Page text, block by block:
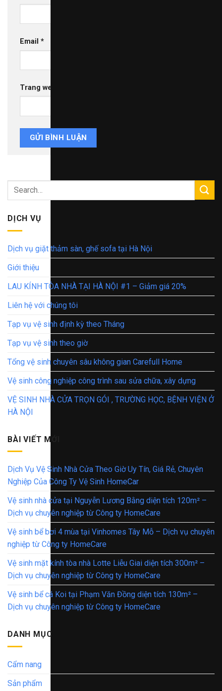
Email *
Trang web
DỊCH VỤ
Dịch vụ giặt thảm sàn, ghế sofa tại Hà Nội
Giới thiệu
LAU KÍNH TÒA NHÀ TẠI HÀ NỘI #1 – Giảm giá 20%
Liên hệ với chúng tôi
Tạp vụ vệ sinh định kỳ theo Tháng
Tạp vụ vệ sinh theo giờ
Tổng vệ sinh chuyên sâu không gian Carefull Home
Vệ sinh công nghiệp công trình sau sửa chữa, xây dựng
VỆ SINH NHÀ CỬA TRỌN GÓI , TRƯỜNG HỌC, BỆNH VIỆN Ở
HÀ NỘI
BÀI VIẾT MỚI
Dịch Vụ Vệ Sinh Nhà Cửa Theo Giờ Uy Tín, Giá Rẻ, Chuyên
Nghiệp Của Công Ty Vệ Sinh HomeCar
Vệ sinh nhà cửa tại Nguyễn Lương Bằng diện tích 120m² –
Dịch vụ chuyên nghiệp từ Công ty HomeCare
Vệ sinh bể bơi 4 mùa tại Vinhomes Tây Mỗ – Dịch vụ chuyên
nghiệp từ Công ty HomeCare
Vệ sinh mặt kính tòa nhà Lotte Liễu Giai diện tích 300m² –
Dịch vụ chuyên nghiệp từ Công ty HomeCare
Vệ sinh bể cá Koi tại Phạm Văn Đồng diện tích 130m² –
Dịch vụ chuyên nghiệp từ Công ty HomeCare
DANH MỤC
Cẩm nang
Sản phẩm